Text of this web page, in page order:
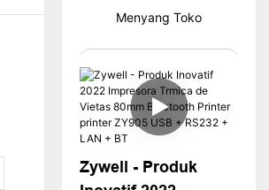
Menyang Toko
Zywell - Produk